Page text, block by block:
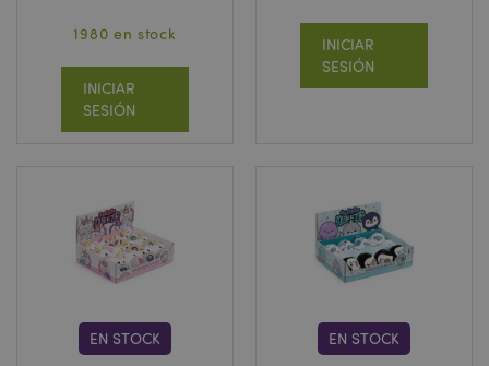
1980 en stock
INICIAR
SESIÓN
INICIAR
SESIÓN
EN STOCK EN STOCK